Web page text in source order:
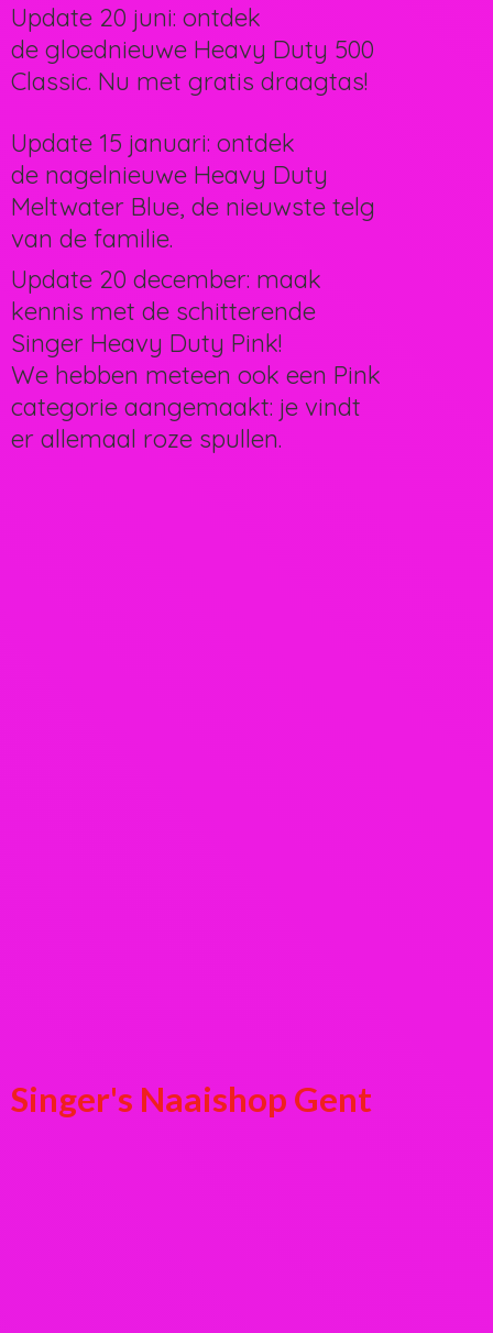
Singer's Naaishop Gent
Update 20 juni: ontdek
de gloednieuwe Heavy Duty 500
Classic. Nu met gratis draagtas!
Update 15 januari: ontdek
de nagelnieuwe Heavy Duty
Meltwater Blue, de nieuwste telg
van de familie.
Update 20 december: maak
kennis met de schitterende
Singer Heavy Duty Pink!
We hebben meteen ook een Pink
categorie aangemaakt: je vindt
er allemaal roze spullen.